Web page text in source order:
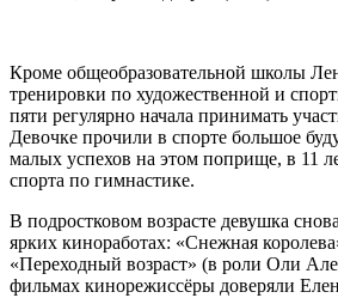
Кроме общеобразовательной школы
тренировки по художественной и
пяти регулярно начала принимать
Девочке прочили в спорте большое
малых успехов на этом поприще, в 11
спорта по гимнастике.
В подростковом возрасте девушка
ярких киноработах: «Снежная
«Переходный возраст» (в роли Оли
фильмах кинорежиссёры доверяли